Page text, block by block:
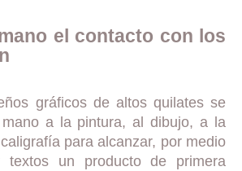
el contacto con los
gráficos de altos quilates se
a la pintura, al dibujo, a la
para alcanzar, por medio
textos un producto de primera